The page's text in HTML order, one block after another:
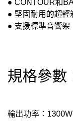
● CONTOUR和
● 堅固耐用的超輕
● 支援標準音響架
規格參數
輸出功率： 1300W